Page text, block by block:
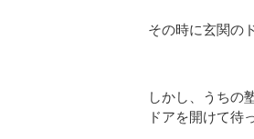
その時に玄関の
しかし、うちの
ドアを開けて待